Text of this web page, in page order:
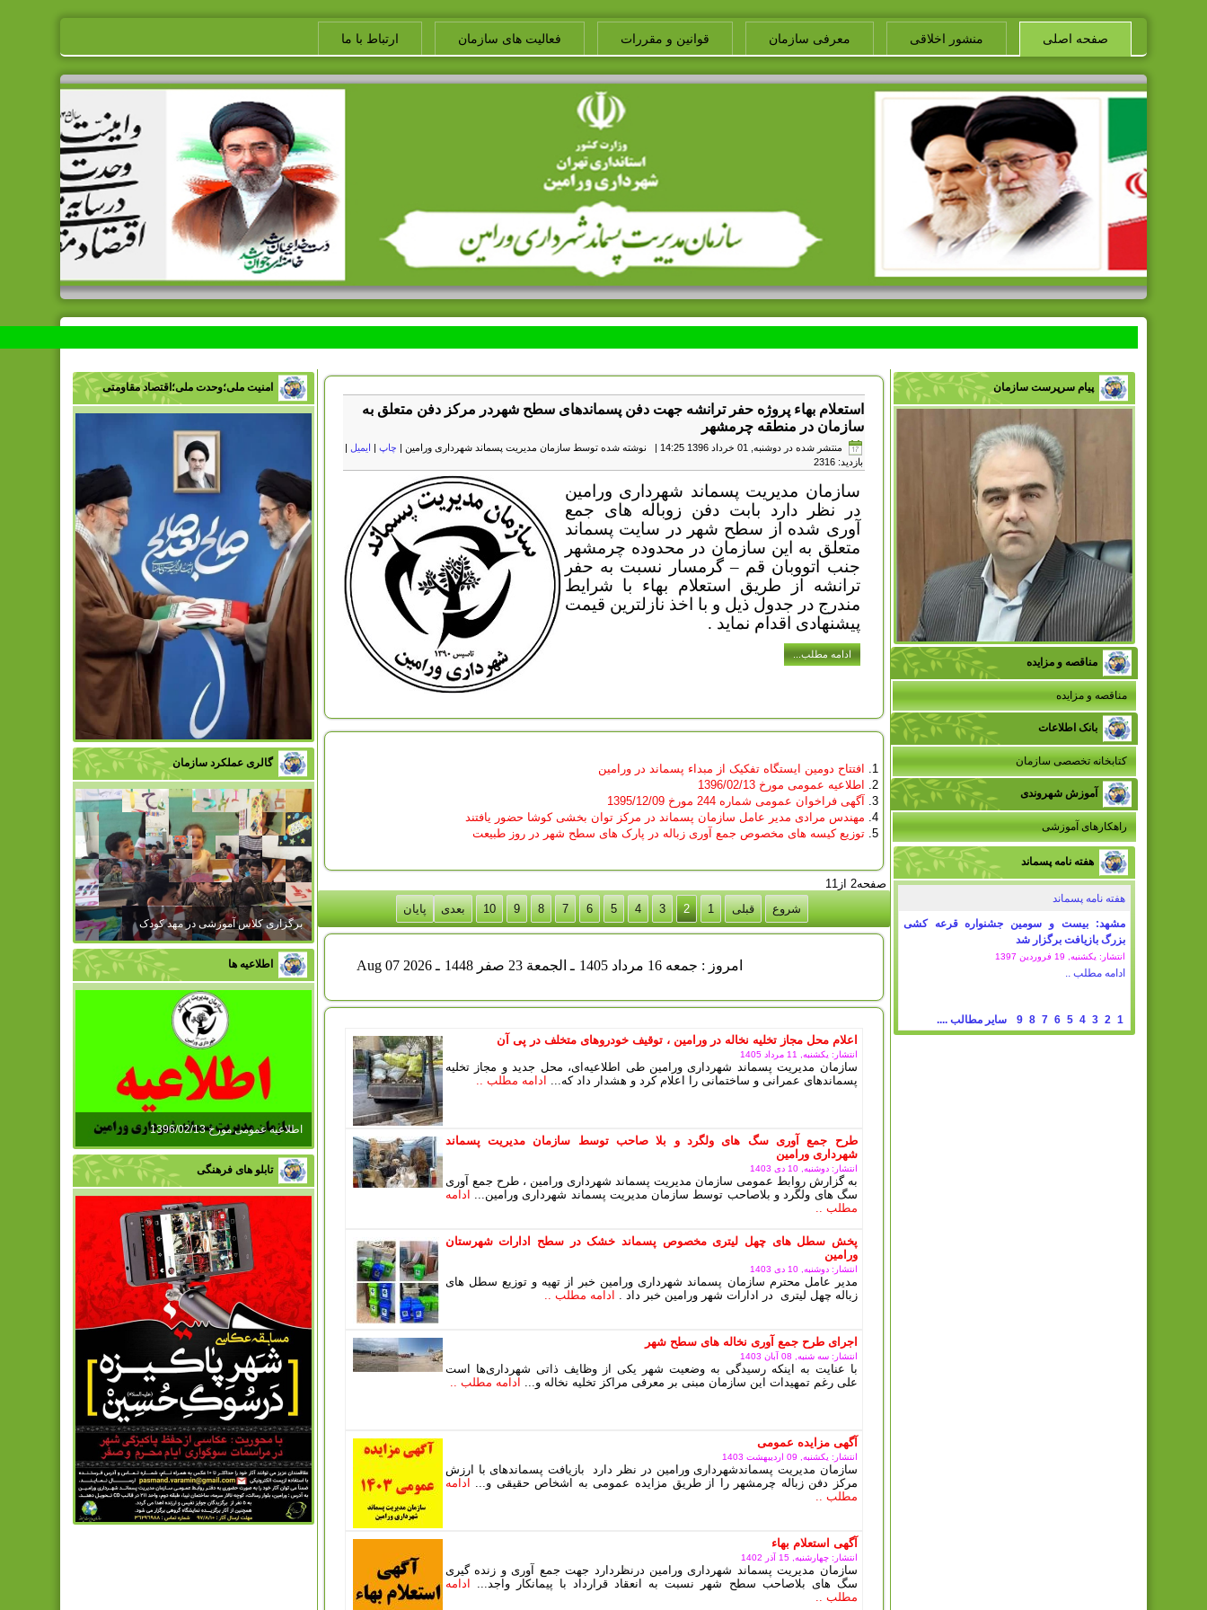
صفحه اصلی منشور اخلاقی معرفی سازمان قوانین و مقررات فعالیت های سازمان ارتباط با ما
پیام سرپرست سازمان
مناقصه و مزایده
مناقصه و مزایده
بانک اطلاعات
کتابخانه تخصصی سازمان
آموزش شهروندی
راهکارهای آموزشی
هفته نامه پسماند
هفته نامه پسماند
مشهد: بیست و سومین جشنواره قرعه کشی
بزرگ بازیافت برگزار شد
انتشار: یکشنبه, 19 فروردين 1397
ادامه مطلب ..
1
2
3
4
5
6
7
8
9 سایر مطالب ....
استعلام بهاء پروژه حفر ترانشه جهت دفن پسماندهای سطح شهردر مرکز دفن متعلق به
سازمان در منطقه چرمشهر
منتشر شده در دوشنبه, 01 خرداد 1396 14:25 | نوشته شده توسط سازمان مدیریت پسماند شهرداری ورامین | چاپ | ایمیل |
بازدید: 2316
سازمان مدیریت پسماند شهرداری ورامین
در نظر دارد بابت دفن زوباله های جمع
آوری شده از سطح شهر در سایت پسماند
متعلق به این سازمان در محدوده چرمشهر
جنب اتووبان قم – گرمسار نسبت به حفر
ترانشه از طریق استعلام بهاء با شرایط
مندرج در جدول ذیل و با اخذ نازلترین قیمت
پیشنهادی اقدام نماید .
ادامه مطلب...
افتتاح دومین ایستگاه تفکیک از مبداء پسماند در ورامین
اطلاعیه عمومی مورخ 1396/02/13
آگهی فراخوان عمومی شماره 244 مورخ 1395/12/09
مهندس مرادی مدیر عامل سازمان پسماند در مرکز توان بخشی کوشا حضور یافتند
توزیع کیسه های مخصوص جمع آوری زباله در پارک های سطح شهر در روز طبیعت
صفحه2 از11
شروع
قبلی 1
2
3
4
5
6
7
8
9
10 بعدی پایان
امروز : جمعه 16 مرداد 1405 ـ الجمعة 23 صفر 1448 ـ Aug 07 2026
اعلام محل مجاز تخلیه نخاله در ورامین ، توقیف خودروهای متخلف در پی آن
انتشار: یکشنبه, 11 مرداد 1405
سازمان مدیریت پسماند شهرداری ورامین طی اطلاعیه‌ای، محل جدید و مجاز تخلیه
پسماندهای عمرانی و ساختمانی را اعلام کرد و هشدار داد که... ادامه مطلب ..
طرح جمع آوری سگ های ولگرد و بلا صاحب توسط سازمان مدیریت پسماند
شهرداری ورامین
انتشار: دوشنبه, 10 دی 1403
به گزارش روابط عمومی سازمان مدیریت پسماند شهرداری ورامین ، طرح جمع آوری
سگ های ولگرد و بلاصاحب توسط سازمان مدیریت پسماند شهرداری ورامین... ادامه
مطلب ..
پخش سطل های چهل لیتری مخصوص پسماند خشک در سطح ادارات شهرستان
ورامین
انتشار: دوشنبه, 10 دی 1403
مدیر عامل محترم سازمان پسماند شهرداری ورامین خبر از تهیه و توزیع سطل های
زباله چهل لیتری در ادارات شهر ورامین خبر داد . ادامه مطلب ..
اجرای طرح جمع آوری نخاله های سطح شهر
انتشار: سه شنبه, 08 آبان 1403
با عنایت به اینکه رسیدگی به وضعیت شهر یکی از وظایف ذاتی شهرداری‌ها است
علی رغم تمهیدات این سازمان مبنی بر معرفی مراکز تخلیه نخاله و... ادامه مطلب ..
آگهی مزایده عمومی
انتشار: یکشنبه, 09 ارديبهشت 1403
سازمان مدیریت پسماندشهرداری ورامین در نظر دارد بازیافت پسماندهای با ارزش
مرکز دفن زباله چرمشهر را از طریق مزایده عمومی به اشخاص حقیقی و... ادامه
مطلب ..
آگهی استعلام بهاء
انتشار: چهارشنبه, 15 آذر 1402
سازمان مدیریت پسماند شهرداری ورامین درنظردارد جهت جمع آوری و زنده گیری
سگ های بلاصاحب سطح شهر نسبت به انعقاد قرارداد با پیمانکار واجد...
ادامه
مطلب ..
امنیت ملی؛وحدت ملی؛اقتصاد مقاومتی
گالری عملکرد سازمان
برگزاری کلاس آموزشی در مهد کودک
اطلاعیه ها
اطلاعیه عمومی مورخ 1396/02/13
تابلو های فرهنگی